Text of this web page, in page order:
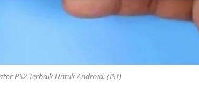
PS2 Terbaik Untuk Android. (IST)